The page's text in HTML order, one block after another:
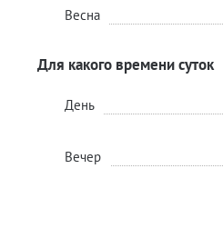
Весна
Для какого времени суток
День
Вечер